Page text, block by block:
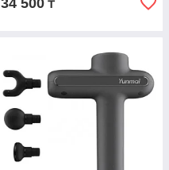
34 500 ₸